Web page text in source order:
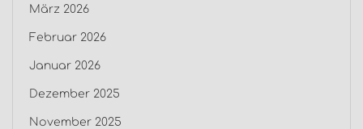
März 2026
Februar 2026
Januar 2026
Dezember 2025
November 2025